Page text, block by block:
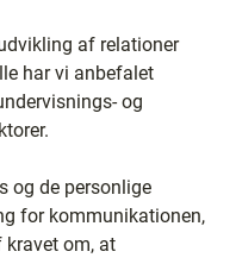
af relationer
har vi anbefalet
og
og de personlige
for kommunikationen,
kravet om, at